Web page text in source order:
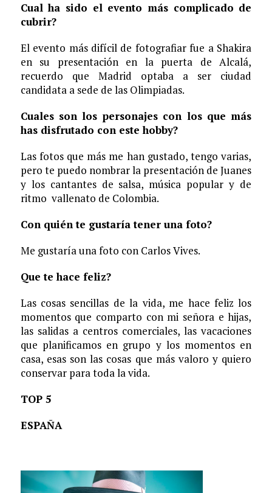
Cual ha sido el evento más complicado de
cubrir?
El evento más difícil de fotografiar fue a Shakira
en su presentación en la puerta de Alcalá,
recuerdo que Madrid optaba a ser ciudad
candidata a sede de las Olimpiadas.
Cuales son los personajes con los que más
has disfrutado con este hobby?
Las fotos que más me han gustado, tengo varias,
pero te puedo nombrar la presentación de Juanes
y los cantantes de salsa, música popular y de
ritmo vallenato de Colombia.
Con quién te gustaría tener una foto?
Me gustaría una foto con Carlos Vives.
Que te hace feliz?
Las cosas sencillas de la vida, me hace feliz los
momentos que comparto con mi señora e hijas,
las salidas a centros comerciales, las vacaciones
que planificamos en grupo y los momentos en
casa, esas son las cosas que más valoro y quiero
conservar para toda la vida.
TOP 5
ESPAÑA